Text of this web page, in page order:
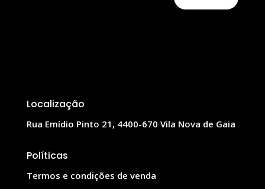
Localização
Rua Emídio Pinto 21, 4400-670 Vila Nova de Gaia
Políticas
Termos e condições de venda